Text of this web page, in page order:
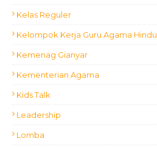
Kelas Reguler
Kelompok Kerja Guru Agama Hindu
Kemenag Gianyar
Kementerian Agama
Kids Talk
Leadership
Lomba